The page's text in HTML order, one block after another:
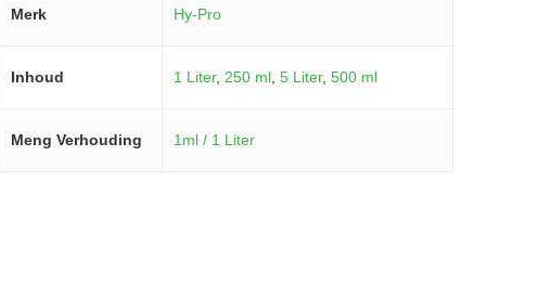
Merk Hy-Pro
Inhoud 1 Liter, 250 ml, 5 Liter, 500 ml
Meng Verhouding 1ml / 1 Liter